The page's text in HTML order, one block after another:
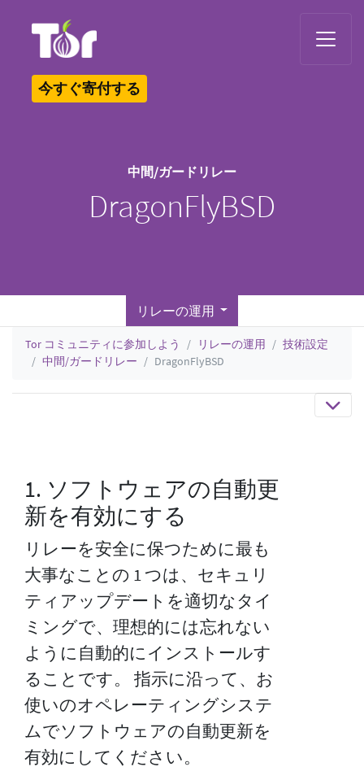
今すぐ寄付する
中間/ガードリレー
DragonFlyBSD
リレーの運用
Tor コミュニティに参加しよう リレーの運用
技術設定
中間/ガードリレー
DragonFlyBSD
1. ソフトウェアの自動更
新を有効にする
リレーを安全に保つために最も
大事なことの 1 つは、セキュリ
ティアップデートを適切なタイ
ミングで、理想的には忘れない
ように自動的にインストールす
ることです。 指示に沿って、お
使いのオペレーティングシステ
ムでソフトウェアの自動更新を
有効にしてください。